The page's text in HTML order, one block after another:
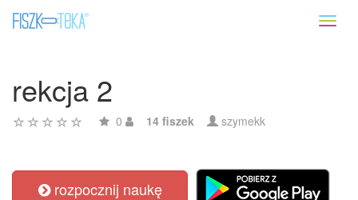
rekcja 2
0 14 fiszek szymekk
rozpocznij naukę